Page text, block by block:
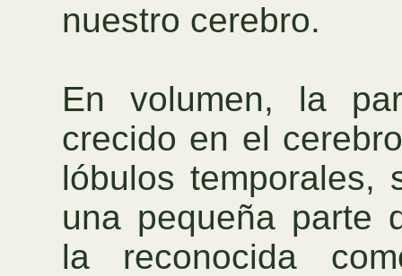
nuestro cerebro.
En volumen, la
crecido en el
lóbulos temporales,
una pequeña parte
la reconocida